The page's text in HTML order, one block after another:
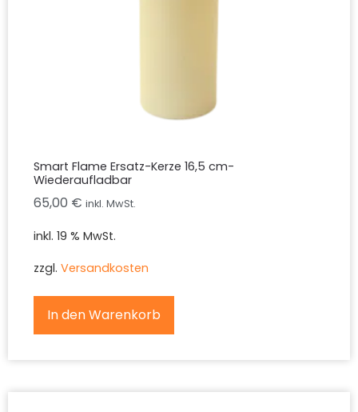
Smart Flame Ersatz-Kerze 16,5 cm-
Wiederaufladbar
65,00 € inkl. MwSt.
inkl. 19 % MwSt.
zzgl. Versandkosten
In den Warenkorb